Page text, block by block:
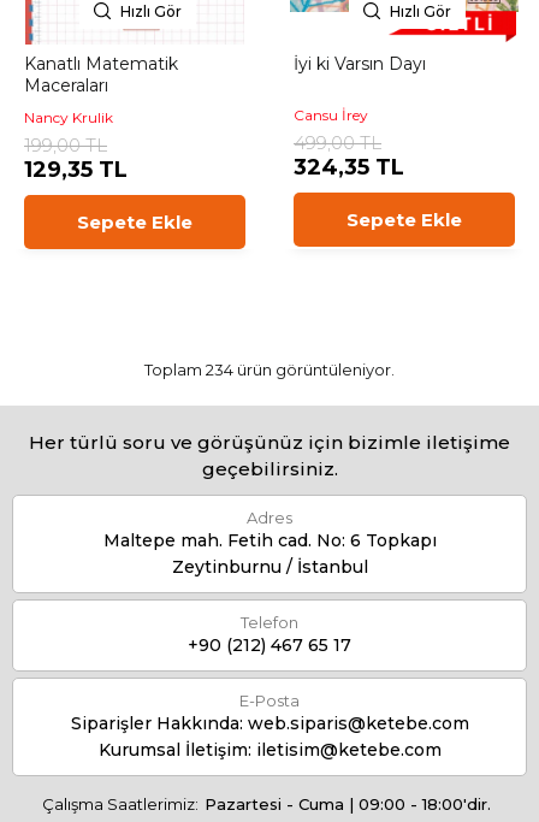
Hızlı Gör
Kanatlı Matematik
Maceraları
Nancy Krulik
199,00 TL
129,35 TL
Sepete Ekle
Hızlı Gör
İyi ki Varsın Dayı
Cansu İrey
499,00 TL
324,35 TL
Sepete Ekle
Toplam 234 ürün görüntüleniyor.
Her türlü soru ve görüşünüz için bizimle iletişime
geçebilirsiniz.
Adres
Maltepe mah. Fetih cad. No: 6 Topkapı
Zeytinburnu / İstanbul
Telefon
+90 (212) 467 65 17
E-Posta
Siparişler Hakkında: web.siparis@ketebe.com
Kurumsal İletişim: iletisim@ketebe.com
Çalışma Saatlerimiz: Pazartesi - Cuma | 09:00 - 18:00'dir.